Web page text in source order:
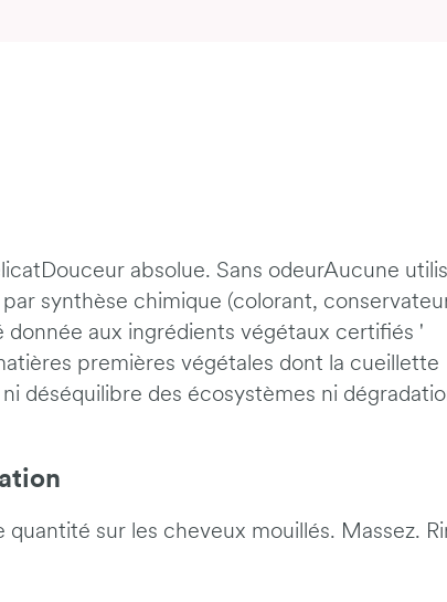
absolue. Sans odeurAucune
synthèse chimique (colorant,
donnée aux ingrédients végétaux certifiés '
premières végétales dont la cueillette
déséquilibre des écosystèmes ni
sur les cheveux mouillés. Massez.